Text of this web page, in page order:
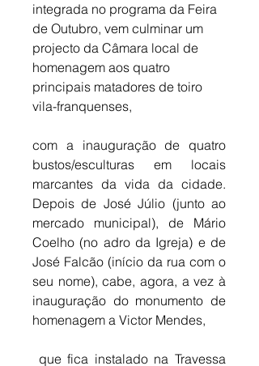
integrada no programa da Feira
de Outubro, vem culminar um
projecto da Câmara local de
homenagem aos quatro
principais matadores de toiro
vila-franquenses,
com a inauguração de quatro
bustos/esculturas em locais
marcantes da vida da cidade.
Depois de José Júlio (junto ao
mercado municipal), de Mário
Coelho (no adro da Igreja) e de
José Falcão (início da rua com o
seu nome), cabe, agora, a vez à
inauguração do monumento de
homenagem a Victor Mendes,